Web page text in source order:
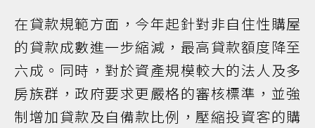
在貸款規範方面，今年起針對非自住性購屋
的貸款成數進一步縮減，最高貸款額度降至
六成。同時，對於資產規模較大的法人及多
房族群，政府要求更嚴格的審核標準，並強
制增加貸款及自備款比例，壓縮投資客的購